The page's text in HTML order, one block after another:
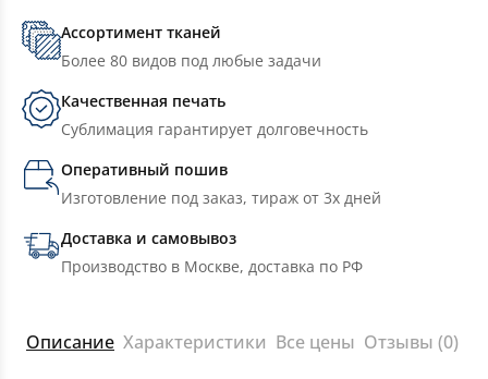
Ассортимент тканей
Более 80 видов под любые задачи
Качественная печать
Сублимация гарантирует долговечность
Оперативный пошив
Изготовление под заказ, тираж от 3х дней
Доставка и самовывоз
Производство в Москве, доставка по РФ
Описание Характеристики Все цены Отзывы (0)